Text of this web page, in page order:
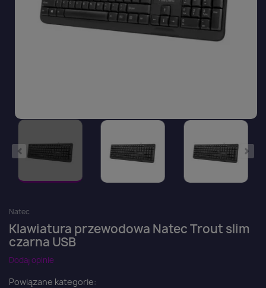
Natec
Klawiatura przewodowa Natec Trout slim
czarna USB
Dodaj opinie
Powiązane kategorie: